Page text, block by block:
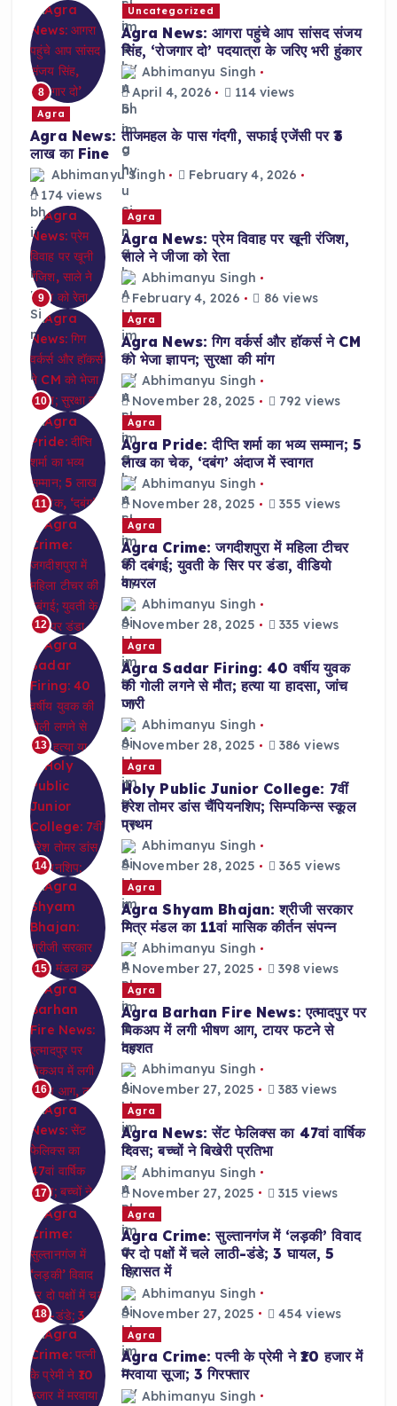
8
Uncategorized
Agra News: आगरा पहुंचे आप सांसद संजय
सिंह, ‘रोजगार दो’ पदयात्रा के जरिए भरी हुंकार
Abhimanyu Singh
April 4, 2026
114 views
Agra
Agra News: ताजमहल के पास गंदगी, सफाई एजेंसी पर ₹3
लाख का Fine
Abhimanyu Singh
February 4, 2026
174 views
9
Agra
Agra News: प्रेम विवाह पर खूनी रंजिश,
साले ने जीजा को रेता
Abhimanyu Singh
February 4, 2026
86 views
10
Agra
Agra News: गिग वर्कर्स और हॉकर्स ने CM
को भेजा ज्ञापन; सुरक्षा की मांग
Abhimanyu Singh
November 28, 2025
792 views
11
Agra
Agra Pride: दीप्ति शर्मा का भव्य सम्मान; 5
लाख का चेक, ‘दबंग’ अंदाज में स्वागत
Abhimanyu Singh
November 28, 2025
355 views
12
Agra
Agra Crime: जगदीशपुरा में महिला टीचर
की दबंगई; युवती के सिर पर डंडा, वीडियो
वायरल
Abhimanyu Singh
November 28, 2025
335 views
13
Agra
Agra Sadar Firing: 40 वर्षीय युवक
की गोली लगने से मौत; हत्या या हादसा, जांच
जारी
Abhimanyu Singh
November 28, 2025
386 views
14
Agra
Holy Public Junior College: 7वीं
हरेश तोमर डांस चैंपियनशिप; सिम्पकिन्स स्कूल
प्रथम
Abhimanyu Singh
November 28, 2025
365 views
15
Agra
Agra Shyam Bhajan: श्रीजी सरकार
मित्र मंडल का 11वां मासिक कीर्तन संपन्न
Abhimanyu Singh
November 27, 2025
398 views
16
Agra
Agra Barhan Fire News: एत्मादपुर पर
पिकअप में लगी भीषण आग, टायर फटने से
दहशत
Abhimanyu Singh
November 27, 2025
383 views
17
Agra
Agra News: सेंट फेलिक्स का 47वां वार्षिक
दिवस; बच्चों ने बिखेरी प्रतिभा
Abhimanyu Singh
November 27, 2025
315 views
18
Agra
Agra Crime: सुल्तानगंज में ‘लड़की’ विवाद
पर दो पक्षों में चले लाठी-डंडे; 3 घायल, 5
हिरासत में
Abhimanyu Singh
November 27, 2025
454 views
Agra
Agra Crime: पत्नी के प्रेमी ने ₹10 हजार में
मरवाया सूजा; 3 गिरफ्तार
Abhimanyu Singh